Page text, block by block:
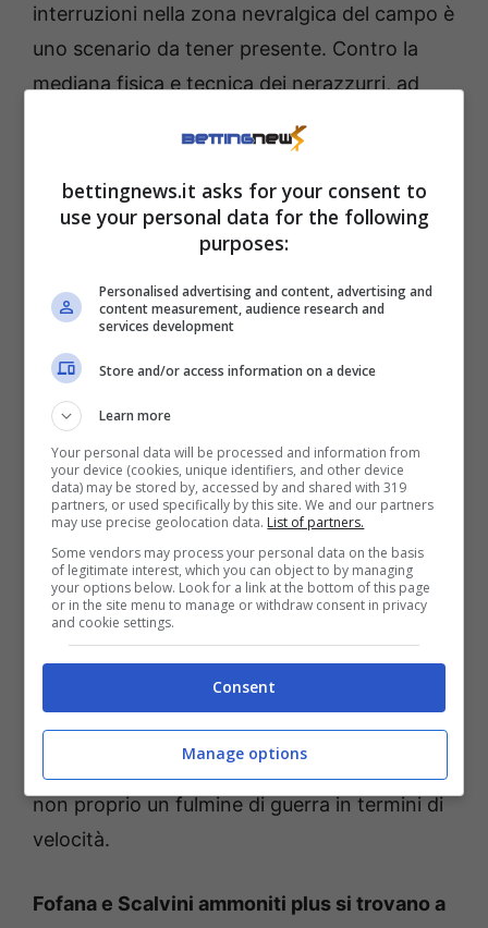
interruzioni nella zona nevralgica del campo è
uno scenario da tener presente. Contro la
mediana fisica e tecnica dei nerazzurri, ad
Il francese tende ad alternare giocate
esaltanti a svarioni più o meno clamorosi; le
quattro ammonizioni stagionali (frutto anche
di39 tackles) ne fanno il secondo giocatore
più ammonito della sua squadra (assieme a
garantire equilibrio, il suo contributo in fase di
non possesso si rivelerà dirimente: occhio al
giallo.
Sull’altro versante l’indiziato principale è
Scalvini.ConPulisic out, saràLeaoa
svariare su tutto il fronte offensivo. Il
portoghese ama partire dalla sinistra per
accentrarsi e ricamare gioco; il braccetto
orobico preposto a contenere le folate dell’ex
sarà proprio il difensore italiano,
non proprio un fulmine di guerra in termini di
velocità.
Fofana e Scalvini ammoniti plus si trovano a
bettingnews.it asks for your consent to
use your personal data for the following
purposes:
Personalised advertising and content, advertising and
content measurement, audience research and
services development
Store and/or access information on a device
Learn more
Your personal data will be processed and information from
your device (cookies, unique identifiers, and other device
data) may be stored by, accessed by and shared with 319
partners, or used specifically by this site. We and our partners
may use precise geolocation data. List of partners.
Some vendors may process your personal data on the basis
of legitimate interest, which you can object to by managing
your options below. Look for a link at the bottom of this page
or in the site menu to manage or withdraw consent in privacy
and cookie settings.
Consent
Manage options